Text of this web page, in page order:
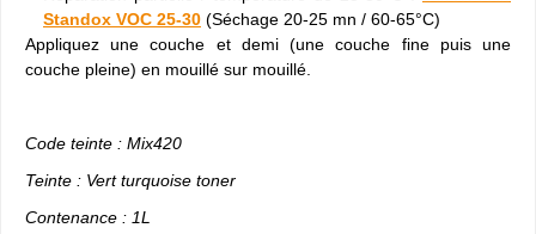
Standox VOC 25-30 (Séchage 20-25 mn / 60-65°C)
Appliquez une couche et demi (une couche fine puis une
couche pleine) en mouillé sur mouillé.
Code teinte : Mix420
Teinte : Vert turquoise toner
Contenance : 1L